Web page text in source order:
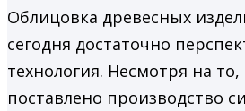
Облицовка древесных
сегодня достаточно
технология. Несмотря на
поставлено производство